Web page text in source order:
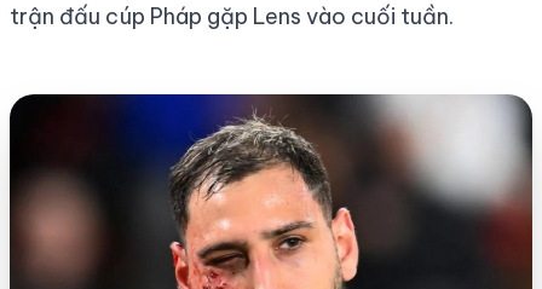
trận đấu cúp Pháp gặp Lens vào cuối tuần.